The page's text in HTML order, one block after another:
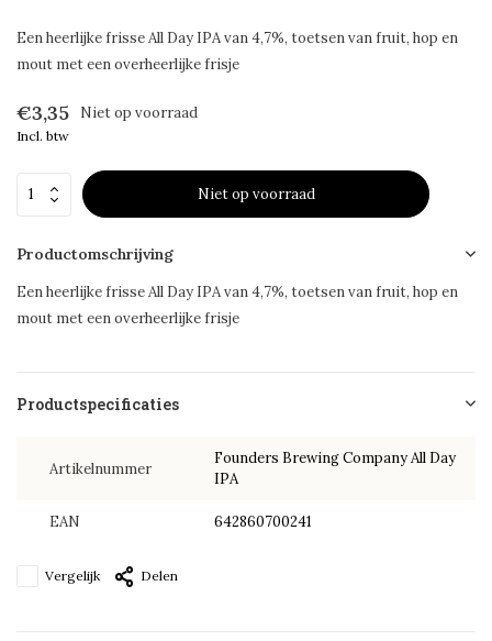
Een heerlijke frisse All Day IPA van 4,7%, toetsen van fruit, hop en
mout met een overheerlijke frisje
€3,35 Niet op voorraad
Incl. btw
Niet op voorraad
Productomschrijving
Een heerlijke frisse All Day IPA van 4,7%, toetsen van fruit, hop en
mout met een overheerlijke frisje
Productspecificaties
Artikelnummer
Founders Brewing Company All Day
IPA
EAN 642860700241
Vergelijk Delen